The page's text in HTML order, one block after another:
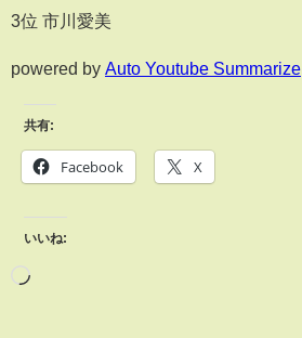
3位 市川愛美
powered by Auto Youtube Summarize
共有:
Facebook X
いいね: